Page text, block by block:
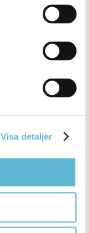
Visa detaljer